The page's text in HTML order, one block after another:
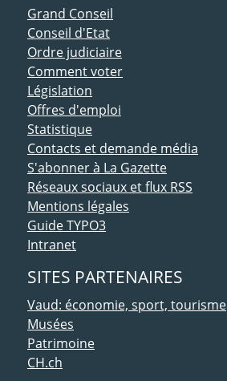
ACCÈS DIRECT
Grand Conseil
Conseil d'Etat
Ordre judiciaire
Comment voter
Législation
Offres d'emploi
Statistique
Contacts et demande média
S'abonner à La Gazette
Réseaux sociaux et flux RSS
Mentions légales
Guide TYPO3
Intranet
SITES PARTENAIRES
Vaud: économie, sport, tourisme
Musées
Patrimoine
CH.ch